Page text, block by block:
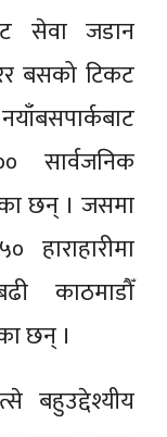
सेवा जडान
बसको टिकट
छन् । जसमा
काठमाडौँ
छन् ।
बहुउद्देश्यीय